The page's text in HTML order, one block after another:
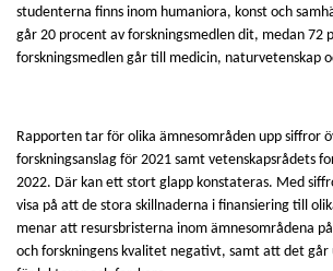
studenterna finns inom humaniora, konst och
går 20 procent av forskningsmedlen dit, medan 72
forskningsmedlen går till medicin, naturvetenskap
Rapporten tar för olika ämnesområden upp siffror
forskningsanslag för 2021 samt vetenskapsrådets
2022. Där kan ett stort glapp konstateras. Med
visa på att de stora skillnaderna i finansiering till
menar att resursbristerna inom ämnesområdena
och forskningens kvalitet negativt, samt att det